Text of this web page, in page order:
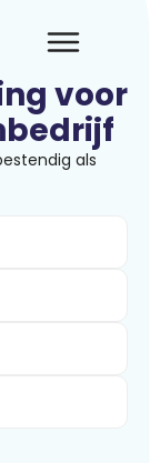
voor
als